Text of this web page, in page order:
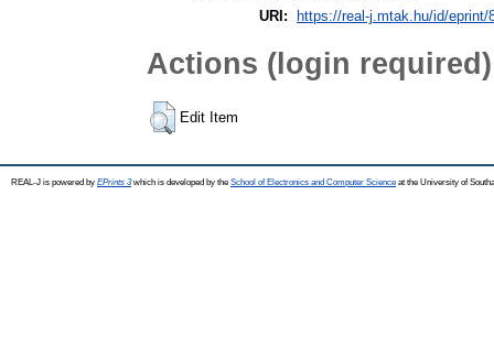
URI: https://real-j.mtak.hu/id/eprint/
Actions (login required)
Edit Item
REAL-J is powered by EPrints 3which is developed by the School of Electronics and Computer Science at the University of